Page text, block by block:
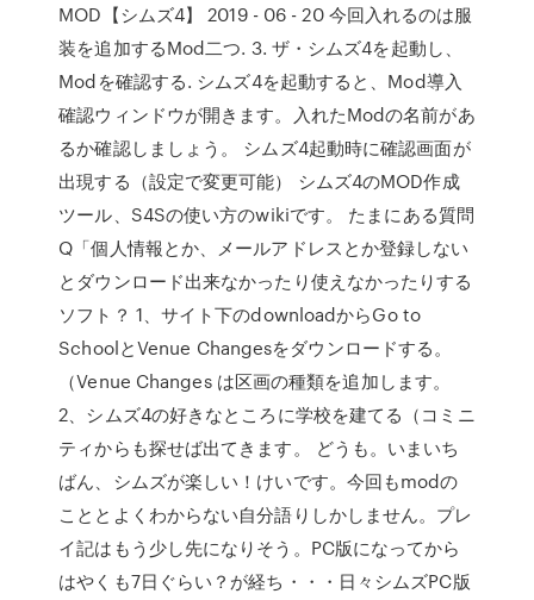
MOD【シムズ4】 2019 - 06 - 20 今回入れるのは服
装を追加するMod二つ. 3. ザ・シムズ4を起動し、
Modを確認する. シムズ4を起動すると、Mod導入
確認ウィンドウが開きます。入れたModの名前があ
るか確認しましょう。 シムズ4起動時に確認画面が
出現する（設定で変更可能） シムズ4のMOD作成
ツール、S4Sの使い方のwikiです。 たまにある質問
Q「個人情報とか、メールアドレスとか登録しない
とダウンロード出来なかったり使えなかったりする
ソフト？ 1、サイト下のdownloadからGo to
SchoolとVenue Changesをダウンロードする。
（Venue Changes は区画の種類を追加します。
2、シムズ4の好きなところに学校を建てる（コミニ
ティからも探せば出てきます。 どうも。いまいち
ばん、シムズが楽しい！けいです。今回もmodの
こととよくわからない自分語りしかしません。プレ
イ記はもう少し先になりそう。PC版になってから
はやくも7日ぐらい？が経ち・・・日々シムズPC版